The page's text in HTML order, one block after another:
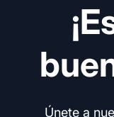
Únete a